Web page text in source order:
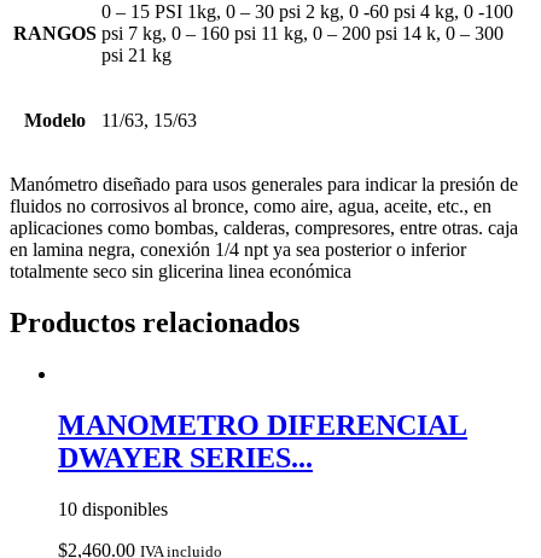
RANGOS
0 – 15 PSI 1kg, 0 – 30 psi 2 kg, 0 -60 psi 4 kg, 0 -100
psi 7 kg, 0 – 160 psi 11 kg, 0 – 200 psi 14 k, 0 – 300
psi 21 kg
Modelo 11/63, 15/63
Manómetro diseñado para usos generales para indicar la presión de
fluidos no corrosivos al bronce, como aire, agua, aceite, etc., en
aplicaciones como bombas, calderas, compresores, entre otras. caja
en lamina negra, conexión 1/4 npt ya sea posterior o inferior
totalmente seco sin glicerina linea económica
Productos relacionados
MANOMETRO DIFERENCIAL
DWAYER SERIES...
10 disponibles
$2,460.00 IVA incluido